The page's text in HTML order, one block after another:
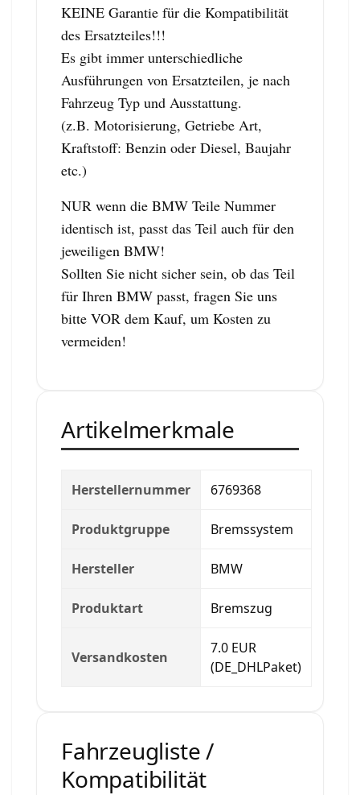
KEINE Garantie für die Kompatibilität
des Ersatzteiles!!!
Es gibt immer unterschiedliche
Ausführungen von Ersatzteilen, je nach
Fahrzeug Typ und Ausstattung.
(z.B. Motorisierung, Getriebe Art,
Kraftstoff: Benzin oder Diesel, Baujahr
etc.)
NUR wenn die BMW Teile Nummer
identisch ist, passt das Teil auch für den
jeweiligen BMW!
Sollten Sie nicht sicher sein, ob das Teil
für Ihren BMW passt, fragen Sie uns
bitte VOR dem Kauf, um Kosten zu
vermeiden!
Artikelmerkmale
Herstellernummer 6769368
Produktgruppe Bremssystem
Hersteller BMW
Produktart Bremszug
Versandkosten
7.0 EUR
(DE_DHLPaket)
Fahrzeugliste /
Kompatibilität